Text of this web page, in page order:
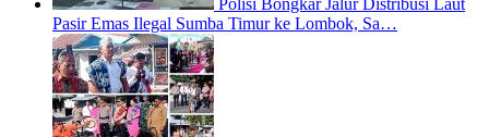
Pasir Emas Ilegal Sumba Timur ke Lombok, Sa…